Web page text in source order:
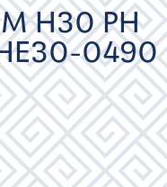
H30 PH
0490